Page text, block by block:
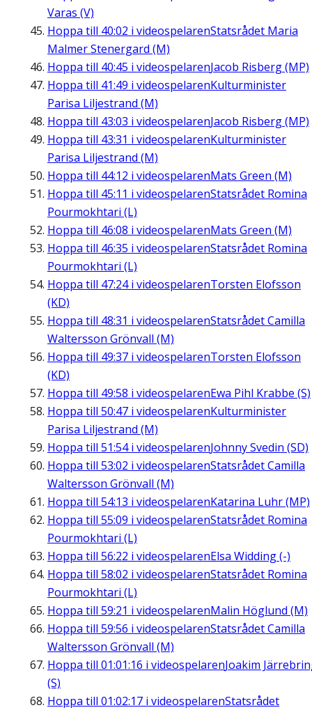
Varas (V)
Hoppa till 40:02 i videospelarenStatsrådet Maria
Malmer Stenergard (M)
Hoppa till 40:45 i videospelarenJacob Risberg (MP)
Hoppa till 41:49 i videospelarenKulturminister
Parisa Liljestrand (M)
Hoppa till 43:03 i videospelarenJacob Risberg (MP)
Hoppa till 43:31 i videospelarenKulturminister
Parisa Liljestrand (M)
Hoppa till 44:12 i videospelarenMats Green (M)
Hoppa till 45:11 i videospelarenStatsrådet Romina
Pourmokhtari (L)
Hoppa till 46:08 i videospelarenMats Green (M)
Hoppa till 46:35 i videospelarenStatsrådet Romina
Pourmokhtari (L)
Hoppa till 47:24i videospelarenTorsten Elofsson
(KD)
Hoppa till 48:31 i videospelarenStatsrådet Camilla
Waltersson Grönvall (M)
Hoppa till 49:37 i videospelarenTorsten Elofsson
(KD)
Hoppa till 49:58 i videospelarenEwa Pihl Krabbe (S)
Hoppa till 50:47 i videospelarenKulturminister
Parisa Liljestrand (M)
Hoppa till 51:54i videospelarenJohnny Svedin (SD)
Hoppa till 53:02 i videospelarenStatsrådet Camilla
Waltersson Grönvall (M)
Hoppa till 54:13 i videospelarenKatarina Luhr (MP)
Hoppa till 55:09 i videospelarenStatsrådet Romina
Pourmokhtari (L)
Hoppa till 56:22 i videospelarenElsa Widding (-)
Hoppa till 58:02 i videospelarenStatsrådet Romina
Pourmokhtari (L)
Hoppa till 59:21 i videospelarenMalin Höglund (M)
Hoppa till 59:56 i videospelarenStatsrådet Camilla
Waltersson Grönvall (M)
Hoppa till 01:01:16 i videospelarenJoakim
(S)
Hoppa till 01:02:17 i videospelarenStatsrådet